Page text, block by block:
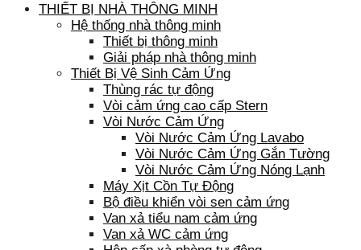
THIẾT BỊ NHÀ THÔNG MINH
Hệ thống nhà thông minh
Thiết bị thông minh
Giải pháp nhà thông minh
Thiết Bị Vệ Sinh Cảm Ứng
Thùng rác tự động
Vòi cảm ứng cao cấp Stern
Vòi Nước Cảm Ứng
Vòi Nước Cảm Ứng Lavabo
Vòi Nước Cảm Ứng Gắn Tường
Vòi Nước Cảm Ứng Nóng Lạnh
Máy Xịt Cồn Tự Động
Bộ điều khiển vòi sen cảm ứng
Van xả tiểu nam cảm ứng
Van xả WC cảm ứng